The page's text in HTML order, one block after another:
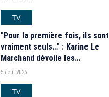
TV
"Pour la première fois, ils sont
vraiment seuls…" : Karine Le
Marchand dévoile les
nouveautés des speed dating
2026
5 août 2026
TV